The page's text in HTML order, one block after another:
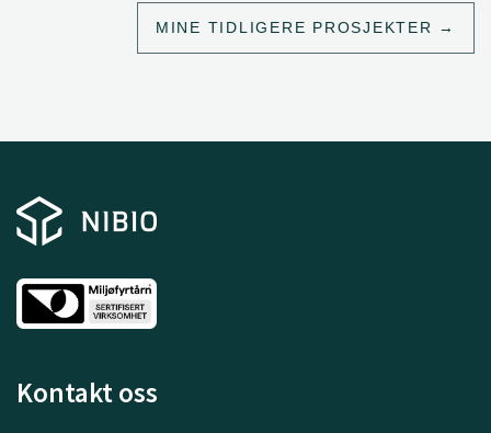
MINE TIDLIGERE PROSJEKTER
Kontakt oss